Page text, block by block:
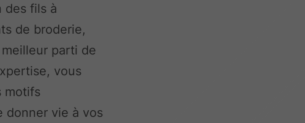
des fils à
de broderie,
parti de
vous
motifs
donner vie à vos